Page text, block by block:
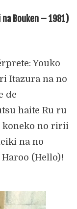
na Bouken – 1981)
Youko
Itazura na no
de
haite Ru ru
no ririi
na no
(Hello)!